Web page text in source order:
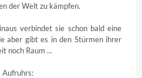
der Welt zu kämpfen.
verbindet sie schon bald eine
aber gibt es in den Stürmen ihrer
noch Raum ...
Aufruhrs: